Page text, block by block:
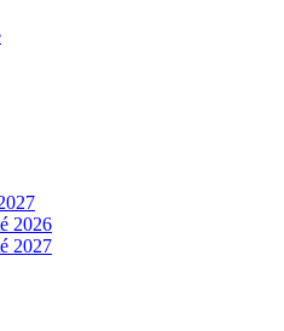
2026
2027